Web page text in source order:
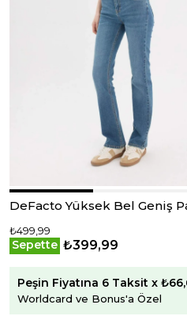
DeFacto Yüksek Bel Geniş
₺499,99
Sepette ₺399,99
Peşin Fiyatına 6 Taksit x
Worldcard ve Bonus'a Özel